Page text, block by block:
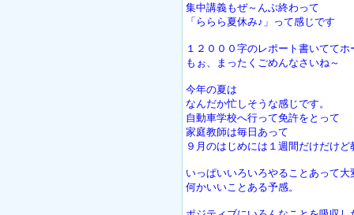
集中講義もぜ～んぶ終わって
「ららら夏休み♪」って感じです
１２０００字のレポート書いてて
もぉ、まったくごめんなさいね～
今年の夏は
なんだか忙しそうな感じです。
自動車学校へ行って免許をとって
家庭教師は毎日あって
９月のはじめには１週間だけだけ
いっぱいいろいろやることあって大
何かいいことある予感。